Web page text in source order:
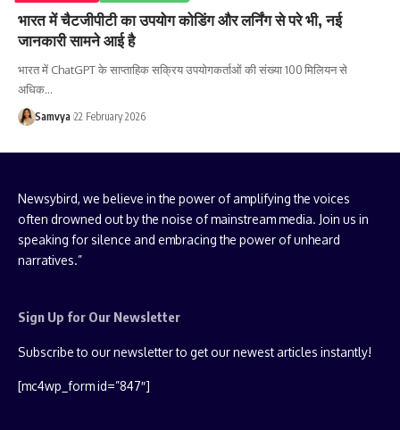
भारत में चैटजीपीटी का उपयोग कोडिंग और लर्निंग से परे भी, नई
जानकारी सामने आई है
भारत में ChatGPT के साप्ताहिक सक्रिय उपयोगकर्ताओं की संख्या 100 मिलियन से
अधिक…
Samvya 22 February 2026
Newsybird, we believe in the power of amplifying the voices
often drowned out by the noise of mainstream media. Join us in
speaking for silence and embracing the power of unheard
narratives.”
Sign Up for Our Newsletter
Subscribe to our newsletter to get our newest articles instantly!
[mc4wp_form id=”847″]